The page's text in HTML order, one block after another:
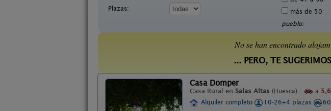
Plazas:
más de 50
pueblo:
No se han encontrado
... PERO, TE
Casa Domper
Casa Rural en Salas Altas (Huesca) a
Alquiler completo
10-26+4 plazas